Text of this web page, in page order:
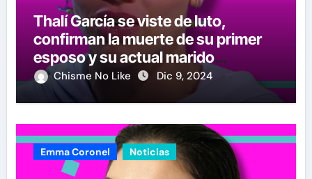
Thalí García se viste de luto,
confirman la muerte de su primer
esposo y su actual marido
reacciona a la noticia
Chisme No Like Dic 9, 2024
Emma Coronel Noticias